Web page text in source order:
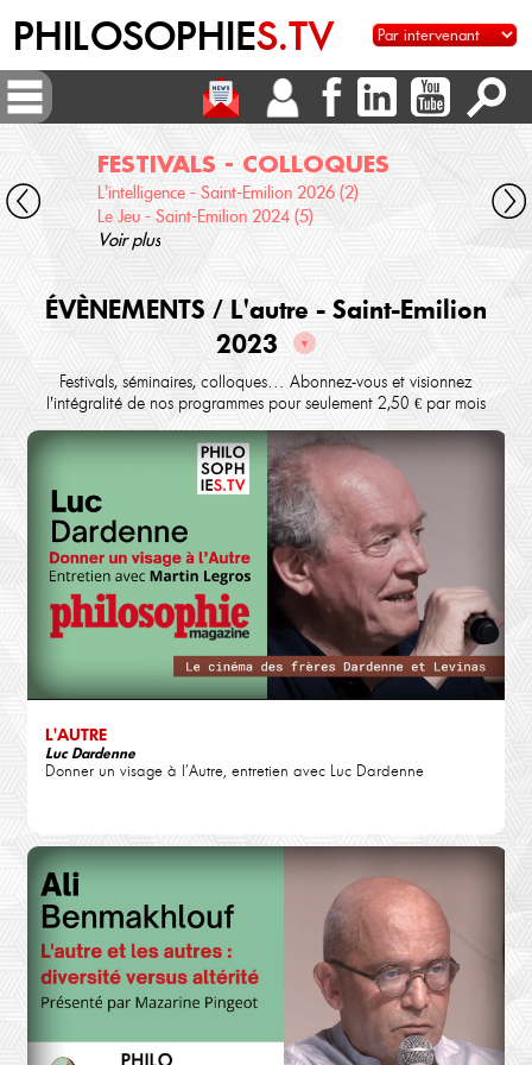
PHILOSOPHIES.TV
FESTIVALS - COLLOQUES
L'intelligence - Saint-Emilion 2026 (2)
Le Jeu - Saint-Emilion 2024 (5)
Voir plus
ÉVÈNEMENTS / L'autre - Saint-Emilion
2023
▼
Festivals, séminaires, colloques… Abonnez-vous et visionnez
l'intégralité de nos programmes pour seulement 2,50 € par mois
L'AUTRE
Luc Dardenne
Donner un visage à l’Autre, entretien avec Luc Dardenne